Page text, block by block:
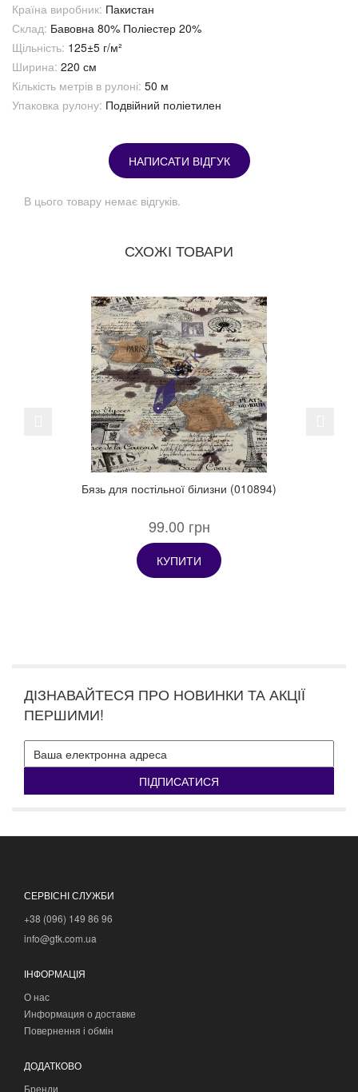
Країна виробник: Пакистан
Склад: Бавовна 80% Поліестер 20%
Щільність: 125±5 г/м²
Ширина: 220 см
Кількість метрів в рулоні: 50 м
Упаковка рулону: Подвійний поліетилен
НАПИСАТИ ВІДГУК
В цього товару немає відгуків.
СХОЖІ ТОВАРИ
Бязь для постільної білизни (010894)
99.00 грн
КУПИТИ
Previous
ДІЗНАВАЙТЕСЯ ПРО НОВИНКИ ТА АКЦІЇ
ПЕРШИМИ!
ПІДПИСАТИСЯ
СЕРВІСНІ СЛУЖБИ
+38 (096) 149 86 96
info@gtk.com.ua
ІНФОРМАЦІЯ
О нас
Информация о доставке
Повернення і обмін
ДОДАТКОВО
Бренди